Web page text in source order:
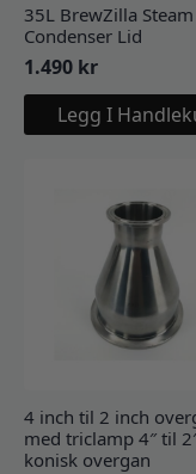
35L BrewZilla Steam
Condenser Lid
1.490 kr
Legg I
4 inch til 2 inch
med triclamp 4″ til
konisk overgan